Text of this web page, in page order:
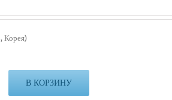
Корея)
В КОРЗИНУ